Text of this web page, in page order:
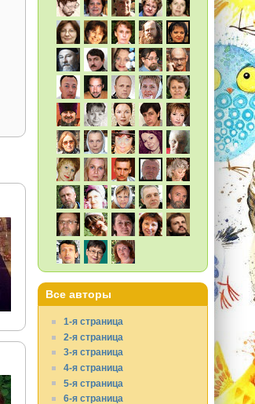
Все авторы
1-я страница
2-я страница
3-я страница
4-я страница
5-я страница
6-я страница